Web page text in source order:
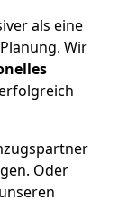
als eine
Wir
Oder